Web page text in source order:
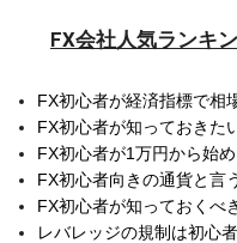
FX会社人気ランキ
FX初心者が経済指標で相
FX初心者が知っておきた
FX初心者が1万円から始
FX初心者向きの通貨と言
FX初心者が知っておくべ
レバレッジの規制は初心